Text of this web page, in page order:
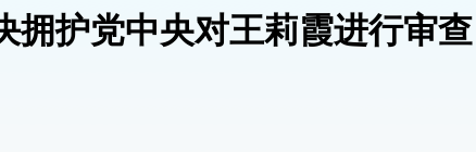
拥护党中央对王莉霞进行审查